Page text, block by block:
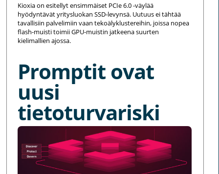
Kioxia on esitellyt ensimmäiset PCIe 6.0 -väylää
hyödyntävät yritysluokan SSD-levynsä. Uutuus ei tähtää
tavallisiin palvelimiin vaan tekoälyklustereihin, joissa nopea
flash-muisti toimii GPU-muistin jatkeena suurten
kielimallien ajossa.
Promptit ovat
uusi
tietoturvariski